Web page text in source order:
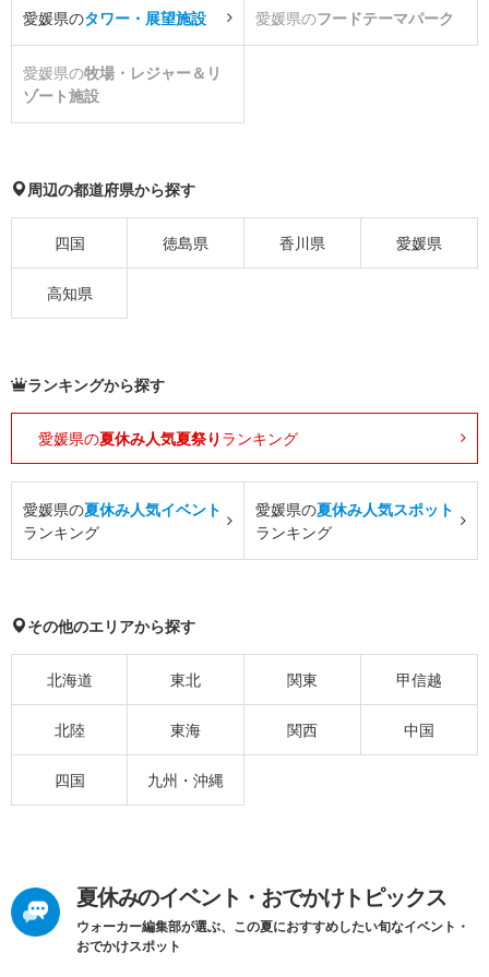
愛媛県のタワー・展望施設 愛媛県のフードテーマパーク
愛媛県の牧場・レジャー＆リ
ゾート施設
周辺の都道府県から探す
四国 徳島県 香川県 愛媛県
高知県
ランキングから探す
愛媛県の夏休み人気夏祭り ランキング
愛媛県の夏休み人気イベント
ランキング
愛媛県の夏休み人気スポット
ランキング
その他のエリアから探す
北海道 東北 関東 甲信越
北陸 東海 関西 中国
四国 九州・沖縄
夏休みのイベント・おでかけトピックス
ウォーカー編集部が選ぶ、この夏におすすめしたい旬なイベント・
おでかけスポット